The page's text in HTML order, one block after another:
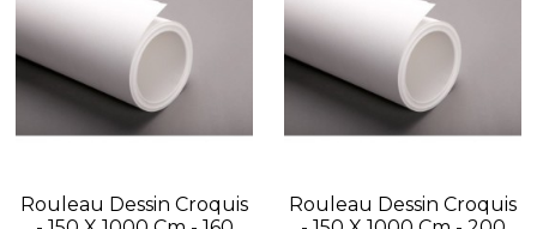
Rouleau Dessin Croquis
Rouleau Dessin Croquis